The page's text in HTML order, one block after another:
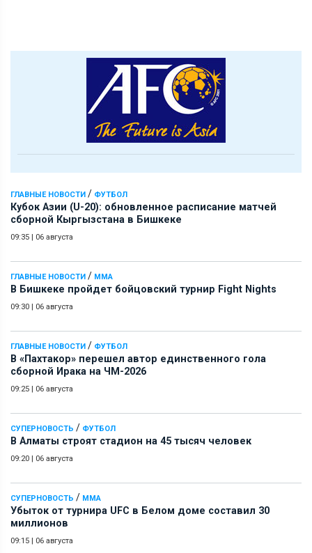
ГЛАВНЫЕ НОВОСТИ / ФУТБОЛ
Кубок Азии (U-20): обновленное расписание матчей
сборной Кыргызстана в Бишкеке
09:35 | 06 августа
ГЛАВНЫЕ НОВОСТИ / ММА
В Бишкеке пройдет бойцовский турнир Fight Nights
09:30 | 06 августа
ГЛАВНЫЕ НОВОСТИ / ФУТБОЛ
В «Пахтакор» перешел автор единственного гола
сборной Ирака на ЧМ-2026
09:25 | 06 августа
СУПЕРНОВОСТЬ / ФУТБОЛ
В Алматы строят стадион на 45 тысяч человек
09:20 | 06 августа
СУПЕРНОВОСТЬ / ММА
Убыток от турнира UFC в Белом доме составил 30
миллионов
09:15 | 06 августа